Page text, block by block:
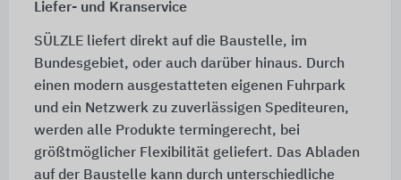
Liefer- und Kranservice
SÜLZLE liefert direkt auf die Baustelle, im
Bundesgebiet, oder auch darüber hinaus. Durch
einen modern ausgestatteten eigenen Fuhrpark
und ein Netzwerk zu zuverlässigen Spediteuren,
werden alle Produkte termingerecht, bei
größtmöglicher Flexibilität geliefert. Das Abladen
auf der Baustelle kann durch unterschiedliche